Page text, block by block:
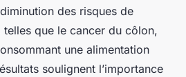
des risques de
que le cancer du côlon,
une alimentation
soulignent l’importance